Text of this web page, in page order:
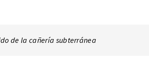
de la cañería subterránea